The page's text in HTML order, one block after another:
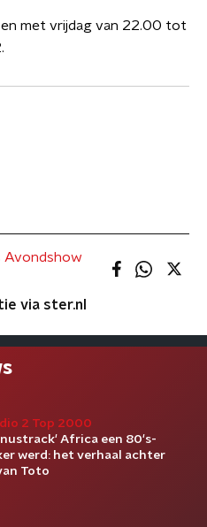
met vrijdag van 22.00 tot
Avondshow
via ster.nl
2 Top 2000
Africa een 80's-
werd: het verhaal achter
Toto